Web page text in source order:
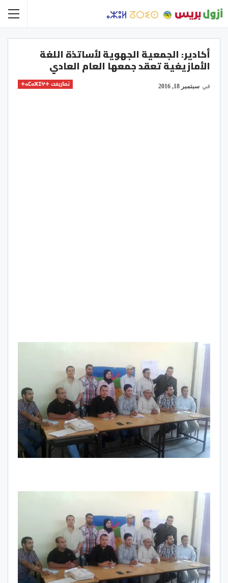
أكادير: الجمعية الجهوية لأساتذة اللغة
الأمازيغية تعقد جمعها العام العادي
تمازيغت ⵜⴰⵎⴰⵣⵉⵖⵜ في سبتمبر 18, 2016